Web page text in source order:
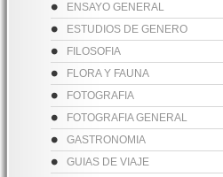
ENSAYO GENERAL
ESTUDIOS DE GENERO
FILOSOFIA
FLORA Y FAUNA
FOTOGRAFIA
FOTOGRAFIA GENERAL
GASTRONOMIA
GUIAS DE VIAJE